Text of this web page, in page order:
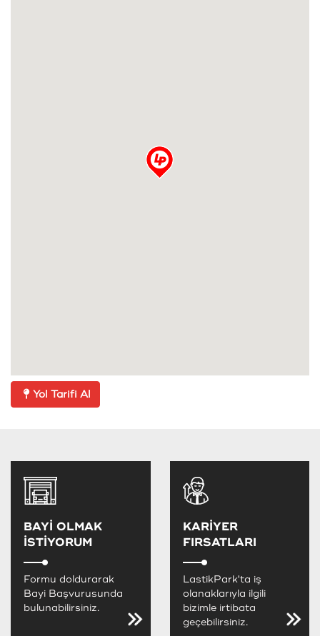
Yol Tarifi Al
BAYİ OLMAK
İSTİYORUM
Formu doldurarak
Bayi Başvurusunda
bulunabilirsiniz.
KARİYER
FIRSATLARI
LastikPark'ta iş
olanaklarıyla ilgili
bizimle irtibata
geçebilirsiniz.